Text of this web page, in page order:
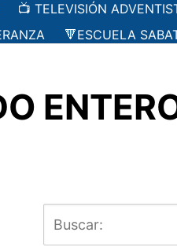
📺 TELEVISIÓN
🔻ESCUELA